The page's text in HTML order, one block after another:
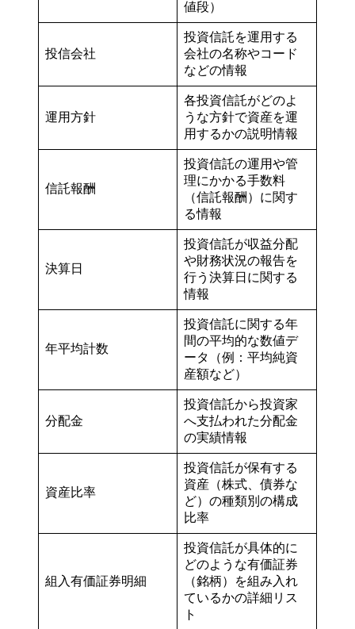
値段）
投信会社
投資信託を運用する
会社の名称やコード
などの情報
運用方針
各投資信託がどのよ
うな方針で資産を運
用するかの説明情報
信託報酬
投資信託の運用や管
理にかかる手数料
（信託報酬）に関す
る情報
決算日
投資信託が収益分配
や財務状況の報告を
行う決算日に関する
情報
年平均計数
投資信託に関する年
間の平均的な数値デ
ータ（例：平均純資
産額など）
分配金
投資信託から投資家
へ支払われた分配金
の実績情報
資産比率
投資信託が保有する
資産（株式、債券な
ど）の種類別の構成
比率
組入有価証券明細
投資信託が具体的に
どのような有価証券
（銘柄）を組み入れ
ているかの詳細リス
ト